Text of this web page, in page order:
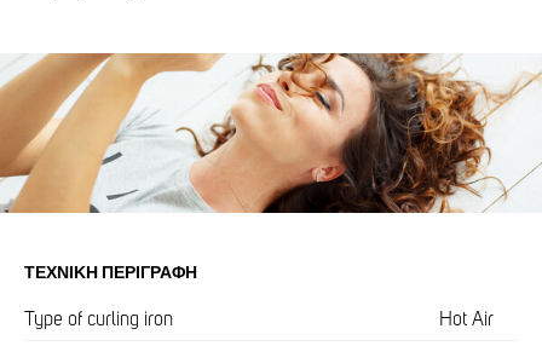
ΤΕΧΝΙΚΉ ΠΕΡΙΓΡΑΦΉ
Type of curling iron Hot Air